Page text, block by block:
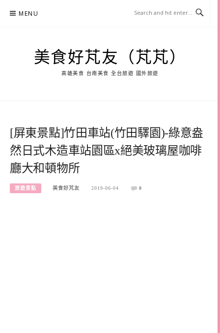
MENU
美食好芃友（芃芃）
高雄美食 台南美食 全台旅遊 國外旅遊
[屏東景點]竹田車站(竹田驛園)-綠意盎
然日式木造車站園區x絕美玻璃屋咖啡
廳大和頓物所
旅遊景點 美食好芃友 2019-06-04 0